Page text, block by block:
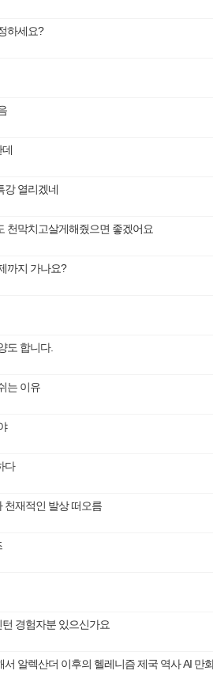
하세요?
강 열리겠네
천막치고살게해줬으면 좋겠어요
까지 가나요?
도 합니다.
는 이유
다
천재적인 발상 떠오름
경험자분 있으신가요